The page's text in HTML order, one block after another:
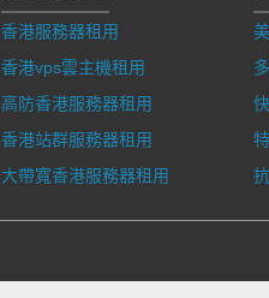
香港服務器租用
香港vps雲主機租用
高防香港服務器租用
香港站群服務器租用
大帶寬香港服務器租用